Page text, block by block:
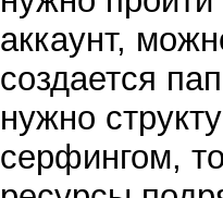
аккаунт,
создается
нужно
серфингом,